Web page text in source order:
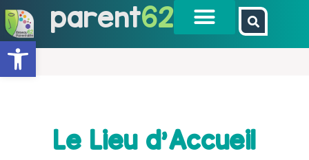
Ouvrir la barre d’outils
parent62
Le Lieu d’Accueil